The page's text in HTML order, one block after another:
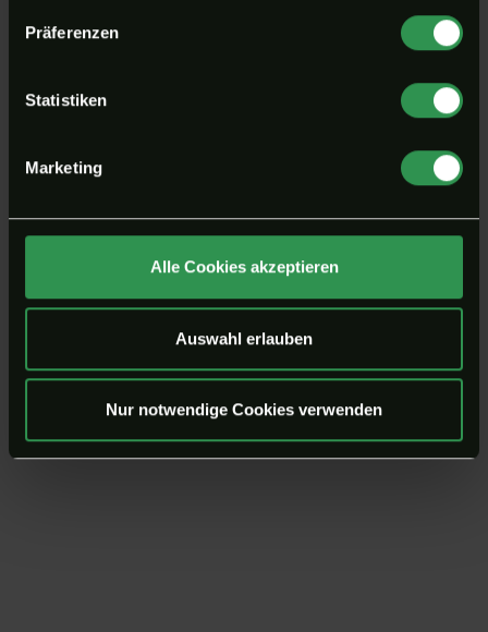
gemäß unserer Datenschutzerklärung. Cookies lassen
sich jederzeit ablehnen oder in den Einstellungen
Präferenzen
Statistiken
Marketing
Alle Cookies akzeptieren
Auswahl erlauben
Nur notwendige Cookies verwenden